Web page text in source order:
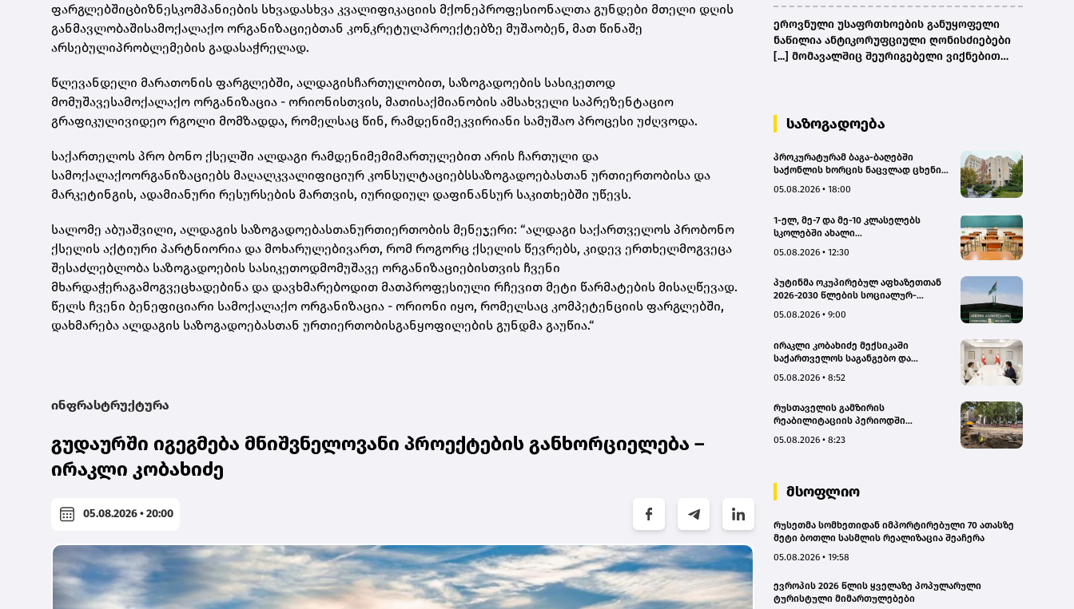
ფარგლებშიცბიზნესკომპანიების სხვადასხვა კვალიფიკაციის მქონეპროფესიონალთა გუნდები მთელი დღის
განმავლობაშისამოქალაქო ორგანიზაციებთან კონკრეტულპროექტებზე მუშაობენ, მათ წინაშე
არსებულიპრობლემების გადასაჭრელად.
წლევანდელი მარათონის ფარგლებში, ალდაგისჩართულობით, საზოგადოების სასიკეთოდ
მომუშავესამოქალაქო ორგანიზაცია - ორიონისთვის, მათისაქმიანობის ამსახველი საპრეზენტაციო
გრაფიკულივიდეო რგოლი მომზადდა, რომელსაც წინ, რამდენიმეკვირიანი სამუშაო პროცესი უძღვოდა.
საქართელოს პრო ბონო ქსელში ალდაგი რამდენიმემიმართულებით არის ჩართული და
სამოქალაქოორგანიზაციებს მაღალკვალიფიციურ კონსულტაციებსსაზოგადოებასთან ურთიერთობისა და
მარკეტინგის, ადამიანური რესურსების მართვის, იურიდიულ დაფინანსურ საკითხებში უწევს.
სალომე აბუაშვილი, ალდაგის საზოგადოებასთანურთიერთობის მენეჯერი: “ალდაგი საქართველოს პრობონო
ქსელის აქტიური პარტნიორია და მოხარულებივართ, რომ როგორც ქსელის წევრებს, კიდევ ერთხელმოგვეცა
შესაძლებლობა საზოგადოების სასიკეთოდმომუშავე ორგანიზაციებისთვის ჩვენი
მხარდაჭერაგამოგვეცხადებინა და დავხმარებოდით მათპროფესიული რჩევით მეტი წარმატების მისაღწევად.
წელს ჩვენი ბენეფიციარი სამოქალაქო ორგანიზაცია - ორიონი იყო, რომელსაც კომპეტენციის ფარგლებში,
დახმარება ალდაგის საზოგადოებასთან ურთიერთობისგანყოფილების გუნდმა გაუწია.“
ინფრასტრუქტურა
გუდაურში იგეგმება მნიშვნელოვანი პროექტების განხორციელება –
ირაკლი კობახიძე
05.08.2026 • 20:00
ეროვნული უსაფრთხოების განუყოფელი
ნაწილია ანტიკორუფციული ღონისძიებები
[...] მომავალშიც შეურიგებელი ვიქნებით
საზოგადოება
პროკურატურამ ბაგა-ბაღებში
საქონლის ხორცის ნაცვლად ცხენის
ბრალდება წარუდგინა
05.08.2026 • 18:00
1-ელ, მე-7 და მე-10 კლასელებს
სკოლებში ახალი
პროგრამები დახვდებათ - ასევე
რომლითაც საგაკვეთილო პროცესში
ტელეფონების გამოყენება
იზღუდება
05.08.2026 • 12:30
პუტინმა ოკუპირებულ აფხაზეთთან
2026-2030 წლების სოციალურ-
შეთანხმების რატიფიცირებას ხელი
05.08.2026 • 9:00
ირაკლი კობახიძე მექსიკაში
საქართველოს საგანგებო და
ისაუბრეს?
05.08.2026 • 8:52
რუსთაველის გამზირის
რეაბილიტაციის პერიოდში
ხოლო მიწისქვეშა
მოიჯარეები გადასახადებისგან
გათავისუფლდებიან
05.08.2026 • 8:23
მსოფლიო
რუსეთმა სომხეთიდან იმპორტირებული 70 ათასზე
მეტი ბოთლი სასმლის რეალიზაცია შეაჩერა
05.08.2026 • 19:58
ევროპის 2026 წლის ყველაზე პოპულარული
ტურისტული მიმართულებები